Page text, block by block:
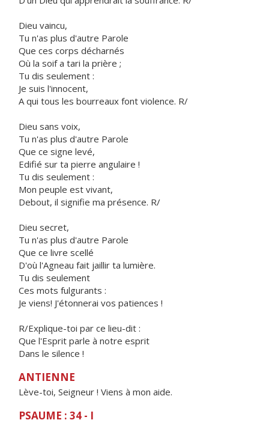
Dieu vaincu,
Tu n'as plus d'autre Parole
Que ces corps décharnés
Où la soif a tari la prière ;
Tu dis seulement :
Je suis l'innocent,
A qui tous les bourreaux font violence. R/
Dieu sans voix,
Tu n'as plus d'autre Parole
Que ce signe levé,
Edifié sur ta pierre angulaire !
Tu dis seulement :
Mon peuple est vivant,
Debout, il signifie ma présence. R/
Dieu secret,
Tu n'as plus d'autre Parole
Que ce livre scellé
D'où l'Agneau fait jaillir ta lumière.
Tu dis seulement
Ces mots fulgurants :
Je viens! J'étonnerai vos patiences !
R/Explique-toi par ce lieu-dit :
Que l'Esprit parle à notre esprit
Dans le silence !
ANTIENNE
Lève-toi, Seigneur ! Viens à mon aide.
PSAUME : 34 - I